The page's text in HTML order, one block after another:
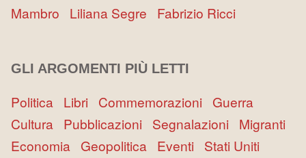
Mambro Liliana Segre Fabrizio Ricci
GLI ARGOMENTI PIÙ LETTI
Politica Libri Commemorazioni Guerra
Cultura Pubblicazioni Segnalazioni Migranti
Economia Geopolitica Eventi Stati Uniti